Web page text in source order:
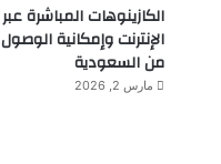
الكازينوهات المباشرة عبر
الإنترنت وإمكانية الوصول
من السعودية
مارس 2, 2026